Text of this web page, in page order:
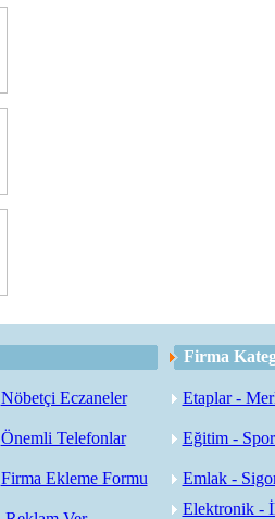
Firma
Nöbetçi Eczaneler Etaplar -
Önemli Telefonlar Eğitim -
Firma Ekleme Formu Emlak -
Elektronik -